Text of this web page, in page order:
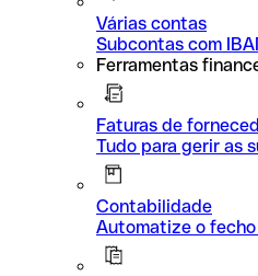
Várias contas
Subcontas com
Ferramentas
Faturas de
Tudo para gerir as
Contabilidade
Automatize o